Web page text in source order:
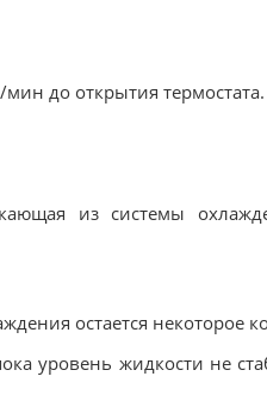
мин до открытия термостата.
из системы
остается некоторое
уровень жидкости не